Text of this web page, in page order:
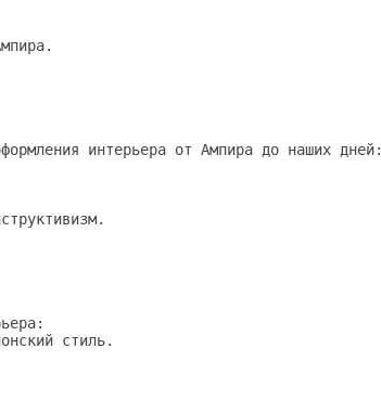
интерьера от Ампира до наших дней:
стиль.